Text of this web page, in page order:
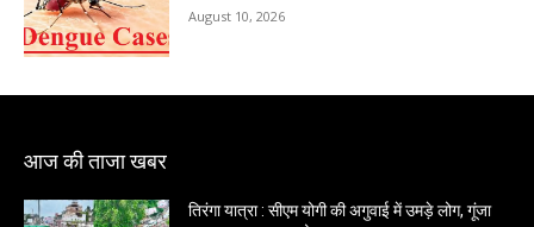
August 10, 2026
आज की ताजा खबर
तिरंगा यात्रा : सीएम योगी की अगुवाई में उमड़े लोग, गूंजा